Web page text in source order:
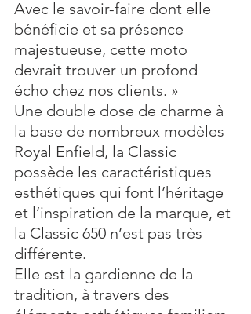
Avec le savoir-faire dont elle
bénéficie et sa présence
majestueuse, cette moto
devrait trouver un profond
écho chez nos clients. »
Une double dose de charme à
la base de nombreux modèles
Royal Enfield, la Classic
possède les caractéristiques
esthétiques qui font l’héritage
et l’inspiration de la marque, et
la Classic 650 n’est pas très
différente.
Elle est la gardienne de la
tradition, à travers des